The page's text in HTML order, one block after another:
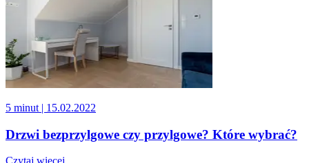
5 minut | 15.02.2022
Drzwi bezprzylgowe czy przylgowe? Które wybrać?